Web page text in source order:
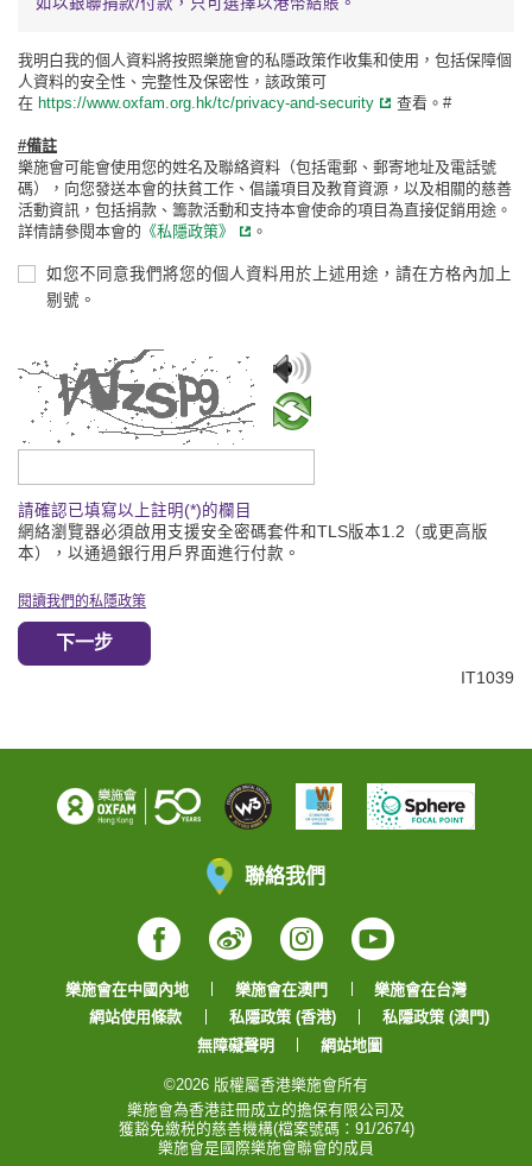
我明白我的個人資料將按照樂施會的私隱政策作收集和使用，包括保障個
人資料的安全性、完整性及保密性，該政策可
在 https://www.oxfam.org.hk/tc/privacy-and-security 查看。#
#備註
樂施會可能會使用您的姓名及聯絡資料（包括電郵、郵寄地址及電話號
碼），向您發送本會的扶貧工作、倡議項目及教育資源，以及相關的慈善
活動資訊，包括捐款、籌款活動和支持本會使命的項目為直接促銷用途。
詳情請參閱本會的 《私隱政策》 。
如您不同意我們將您的個人資料用於上述用途，請在方格內加上
剔號。
請輸入驗證碼
請確認已填寫以上註明(*)的欄目
網絡瀏覽器必須啟用支援安全密碼套件和TLS版本1.2（或更高版
本），以通過銀行用戶界面進行付款。
閱讀我們的私隱政策
下一步
IT1039
聯絡我們
Facebook
WeiboInstagram
YouTube
樂施會在中國內地 樂施會在澳門
樂施會在台灣
網站使用條款
私隱政策 (香港)
私隱政策 (澳門)
無障礙聲明
網站地圖
©2026 版權屬香港樂施會所有
樂施會為香港註冊成立的擔保有限公司及
獲豁免繳税的慈善機構(檔案號碼：91/2674)
樂施會是國際樂施會聯會的成員